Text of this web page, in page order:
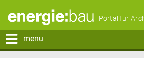
Portal für
menu